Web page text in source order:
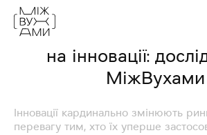
Як наукова
на інновації:
МіжВухами
Інновації кардинально змінюють
перевагу тим, хто їх уперше